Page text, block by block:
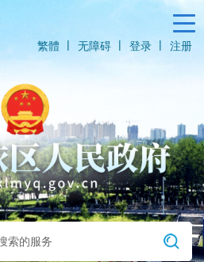
繁體
| 无障碍 | 登录 | 注册